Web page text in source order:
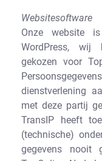
Websitesoftware
Onze website
WordPress, wij
gekozen voor
dienstverlening
met deze partij
TransIP heeft
(technische)
gegevens nooit